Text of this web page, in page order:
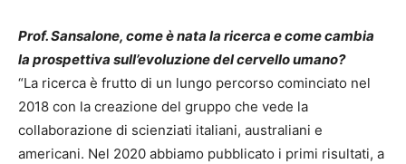
Prof. Sansalone, come è nata la ricerca e come cambia
la prospettiva sull’evoluzione del cervello umano?
“La ricerca è frutto di un lungo percorso cominciato nel
2018 con la creazione del gruppo che vede la
collaborazione di scienziati italiani, australiani e
americani. Nel 2020 abbiamo pubblicato i primi risultati, a